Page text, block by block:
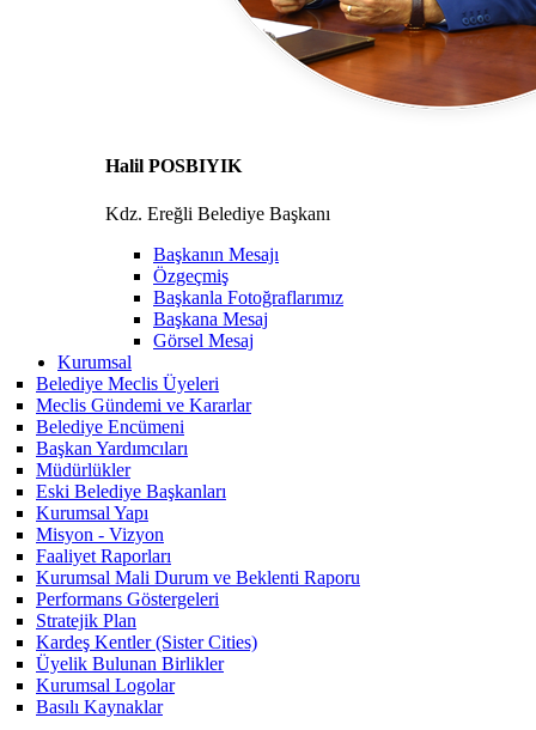
Halil POSBIYIK
Kdz. Ereğli Belediye Başkanı
Başkanın Mesajı
Özgeçmiş
Başkanla Fotoğraflarımız
Başkana Mesaj
Görsel Mesaj
Kurumsal
Belediye Meclis Üyeleri
Meclis Gündemi ve Kararlar
Belediye Encümeni
Başkan Yardımcıları
Müdürlükler
Eski Belediye Başkanları
Kurumsal Yapı
Misyon - Vizyon
Faaliyet Raporları
Kurumsal Mali Durum ve Beklenti Raporu
Performans Göstergeleri
Stratejik Plan
Kardeş Kentler (Sister Cities)
Üyelik Bulunan Birlikler
Kurumsal Logolar
Basılı Kaynaklar